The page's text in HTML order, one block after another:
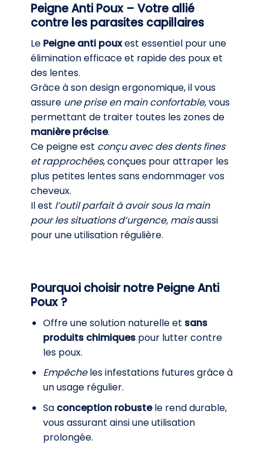
Peigne Anti Poux – Votre allié
contre les parasites capillaires
Le Peigne anti pouxest essentiel pour une
élimination efficace et rapide des poux et
des lentes.
Grâce à son design ergonomique, il vous
assure une prise en main confortable, vous
permettant de traiter toutes les zones de
manière précise.
Ce peigne est conçu avec des dents fines
et rapprochées, conçues pour attraper les
plus petites lentes sans endommager vos
cheveux.
Il est l’outil parfait à avoir sous la main
pour les situations d’urgence, maisaussi
pour une utilisation régulière.
Pourquoi choisir notre Peigne Anti
Poux ?
Offre une solution naturelle et sans
produits chimiquespour lutter contre
les poux.
Empêcheles infestations futures grâce à
un usage régulier.
Sa conception robustele rend durable,
vous assurant ainsi une utilisation
prolongée.